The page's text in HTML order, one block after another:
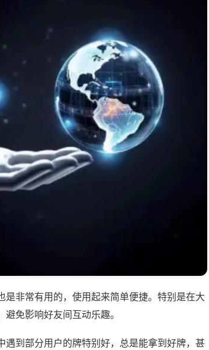
非常有用的，使用起来简单便捷。特别是在大
免影响好友间互动乐趣。
到部分用户的牌特别好，总是能拿到好牌，甚